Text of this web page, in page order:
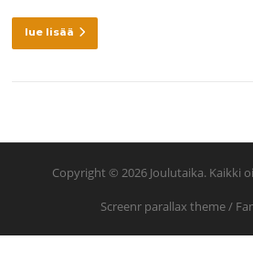
lue lisää
Copyright © 2026 Joulutaika. Kaikki
Screenr parallax theme/